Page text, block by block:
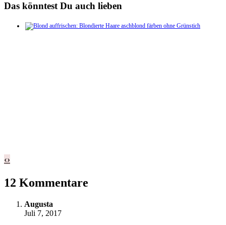
Das könntest Du auch lieben
‹›
12 Kommentare
Augusta
Juli 7, 2017